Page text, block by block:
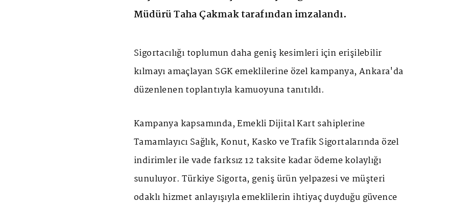
Müdürü Taha Çakmak tarafından imzalandı.
Sigortacılığı toplumun daha geniş kesimleri için erişilebilir
kılmayı amaçlayan SGK emeklilerine özel kampanya, Ankara'da
düzenlenen toplantıyla kamuoyuna tanıtıldı.
Kampanya kapsamında, Emekli Dijital Kart sahiplerine
Tamamlayıcı Sağlık, Konut, Kasko ve Trafik Sigortalarında özel
indirimler ile vade farksız 12 taksite kadar ödeme kolaylığı
sunuluyor. Türkiye Sigorta, geniş ürün yelpazesi ve müşteri
odaklı hizmet anlayışıyla emeklilerin ihtiyaç duyduğu güvence